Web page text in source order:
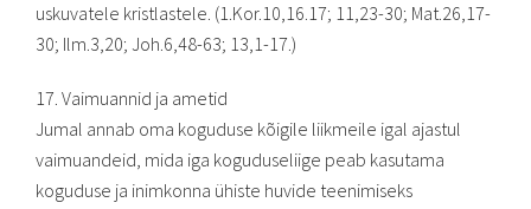
uskuvatele kristlastele. (1.Kor.10,16.17; 11,23-30; Mat.26,17-
30; Ilm.3,20; Joh.6,48-63; 13,1-17.)
17. Vaimuannid ja ametid
Jumal annab oma koguduse kõigile liikmeile igal ajastul
vaimuandeid, mida iga koguduseliige peab kasutama
koguduse ja inimkonna ühiste huvide teenimiseks